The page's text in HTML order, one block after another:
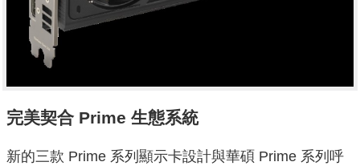
完美契合 Prime 生態系統
新的三款 Prime 系列顯示卡設計與華碩 Prime 系列呼